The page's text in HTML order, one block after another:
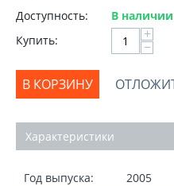
Доступность:
В наличии
Купить:
+
−
В КОРЗИНУ
Характеристики
Год выпуска: 2005